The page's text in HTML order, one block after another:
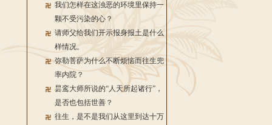
我们怎样在这浊恶的环境里保持一
颗不受污染的心？
请师父给我们开示报身报土是什么
样情况。
弥勒菩萨为什么不断烦恼而往生兜
率内院？
昙鸾大师所说的“人天所起诸行”，
是否也包括世善？
往生，是不是我们从这里到达十万